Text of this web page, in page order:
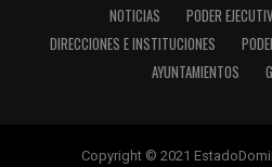
NOTICIAS PODER
DIRECCIONES E INSTITUCIONES
AYUNTAMIENTOS
Copyright © 2021